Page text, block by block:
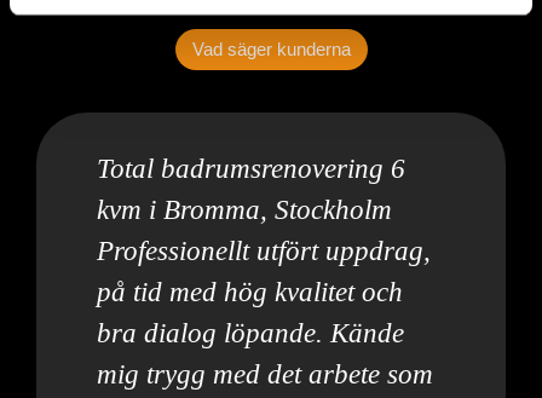
Vad säger kunderna
Total badrumsrenovering 6
kvm i Bromma, Stockholm
Professionellt utfört uppdrag,
på tid med hög kvalitet och
bra dialog löpande. Kände
mig trygg med det arbete som